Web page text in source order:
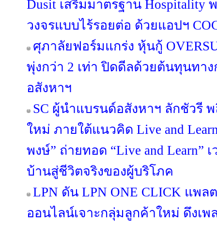
Dusit เสริมมาตรฐาน Hospitality
วงจรแบบไร้รอยต่อ ด้วยแอปฯ
ศุภาลัยฟอร์มแกร่ง หุ้นกู้
พุ่งกว่า 2 เท่า ปิดดีลด้วยต้นทุนทา
อสังหาฯ
SC ผู้นำแบรนด์อสังหาฯ ลักชัวรี
ใหม่ ภายใต้แนวคิด Live and
พงษ์” ถ่ายทอด “Live and Learn”
บ้านสู่ชีวิตจริงของผู้บริโภค
LPN ดัน LPN ONE CLICK แพ
ออนไลน์เจาะกลุ่มลูกค้าใหม่ ดึงเ